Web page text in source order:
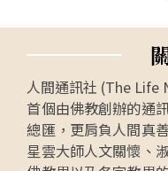
人間通訊社 (The Life
首個由佛教創辦的通
總匯，更肩負人間真
星雲大師人文關懷、